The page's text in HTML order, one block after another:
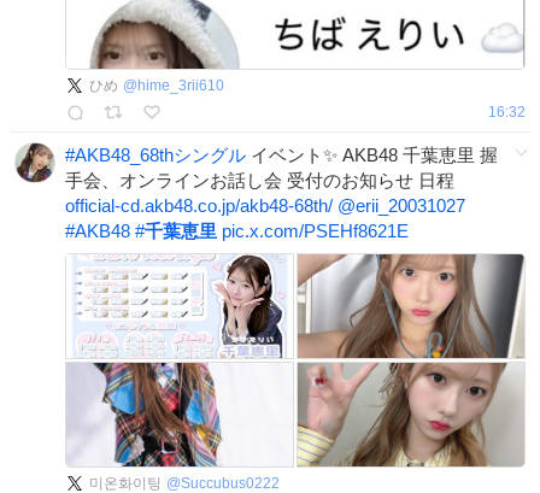
ひめ @ hime_3rii610
16:32
#AKB48_68thシングル イベント✨ AKB48 千葉恵里 握
手会、オンラインお話し会 受付のお知らせ 日程
official-cd.akb48.co.jp/akb48-68th/ @erii_20031027
#AKB48 #千葉恵里 pic.x.com/PSEHf8621E
미온화이팅 @Succubus0222